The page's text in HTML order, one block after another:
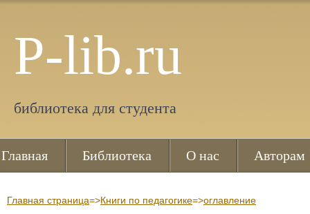
P-lib.ru
библиотека для студента
Главная Библиотека О нас Авторам
Главная страница=>Книги по педагогике=>оглавление